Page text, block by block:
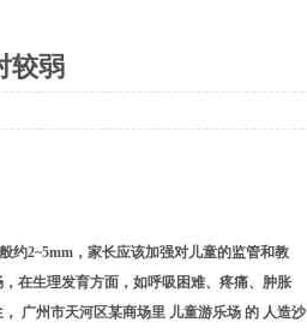
较弱
约2~5mm，家长应该加强对儿童的监管和教
在生理发育方面，如呼吸困难、疼痛、肿胀
广州市天河区某商场里 儿童游乐场 的 人造沙